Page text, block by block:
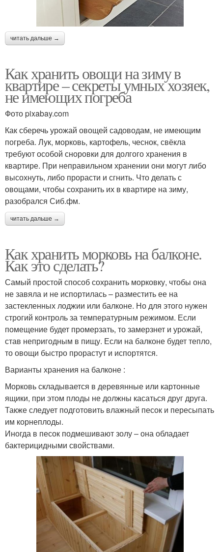
читать дальше →
Как хранить овощи на зиму в
квартире – секреты умных хозяек,
не имеющих погреба
Фото pixabay.com
Как сберечь урожай овощей садоводам, не имеющим
погреба. Лук, морковь, картофель, чеснок, свёкла
требуют особой сноровки для долгого хранения в
квартире. При неправильном хранении они могут либо
высохнуть, либо прорасти и сгнить. Что делать с
овощами, чтобы сохранить их в квартире на зиму,
разобрался Сиб.фм.
читать дальше →
Как хранить морковь на балконе.
Как это сделать?
Самый простой способ сохранить морковку, чтобы она
не завяла и не испортилась – разместить ее на
застекленных лоджии или балконе. Но для этого нужен
строгий контроль за температурным режимом. Если
помещение будет промерзать, то замерзнет и урожай,
став непригодным в пищу. Если на балконе будет тепло,
то овощи быстро прорастут и испортятся.
Варианты хранения на балконе :
Морковь складывается в деревянные или картонные
ящики, при этом плоды не должны касаться друг друга.
Также следует подготовить влажный песок и пересыпать
им корнеплоды.
Иногда в песок подмешивают золу – она обладает
бактерицидными свойствами.